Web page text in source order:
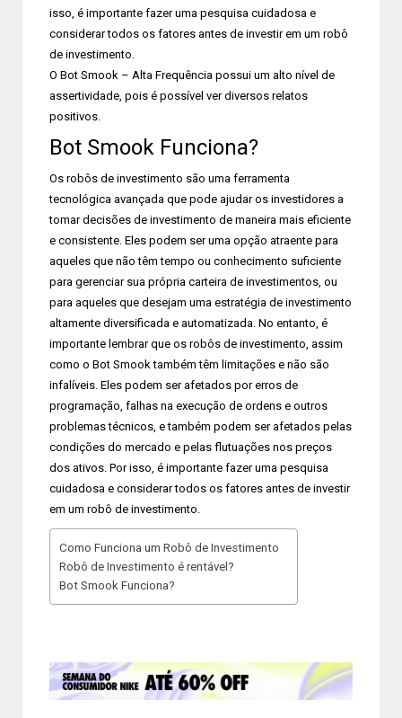
isso, é importante fazer uma pesquisa cuidadosa e
considerar todos os fatores antes de investir em um robô
de investimento.
O Bot Smook – Alta Frequência possui um alto nível de
assertividade, pois é possível ver diversos relatos
positivos.
Bot Smook Funciona?
Os robôs de investimento são uma ferramenta
tecnológica avançada que pode ajudar os investidores a
tomar decisões de investimento de maneira mais eficiente
e consistente. Eles podem ser uma opção atraente para
aqueles que não têm tempo ou conhecimento suficiente
para gerenciar sua própria carteira de investimentos, ou
para aqueles que desejam uma estratégia de investimento
altamente diversificada e automatizada. No entanto, é
importante lembrar que os robôs de investimento, assim
como o Bot Smook também têm limitações e não são
infalíveis. Eles podem ser afetados por erros de
programação, falhas na execução de ordens e outros
problemas técnicos, e também podem ser afetados pelas
condições do mercado e pelas flutuações nos preços
dos ativos. Por isso, é importante fazer uma pesquisa
cuidadosa e considerar todos os fatores antes de investir
em um robô de investimento.
Como Funciona um Robô de Investimento
Robô de Investimento é rentável?
Bot Smook Funciona?